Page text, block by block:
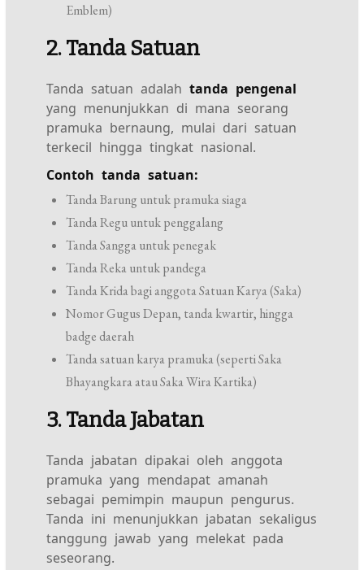
Emblem)
2. Tanda Satuan
Tanda satuan adalahtanda pengenal
yang menunjukkan di mana seorang
pramuka bernaung, mulai dari satuan
terkecil hingga tingkat nasional.
Contoh tanda satuan:
Tanda Barung untuk pramuka siaga
Tanda Regu untuk penggalang
Tanda Sangga untuk penegak
Tanda Reka untuk pandega
Tanda Krida bagi anggota Satuan Karya (Saka)
Nomor Gugus Depan, tanda kwartir, hingga
badge daerah
Tanda satuan karya pramuka (seperti Saka
Bhayangkara atau Saka Wira Kartika)
3. Tanda Jabatan
Tanda jabatan dipakai oleh anggota
pramuka yang mendapat amanah
sebagai pemimpin maupun pengurus.
Tanda ini menunjukkan jabatan sekaligus
tanggung jawab yang melekat pada
seseorang.